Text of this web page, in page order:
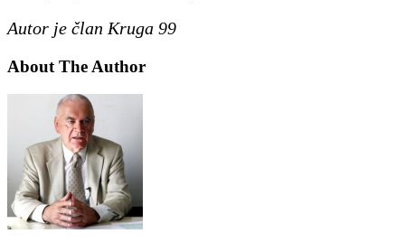
Autor je član Kruga 99
About The Author